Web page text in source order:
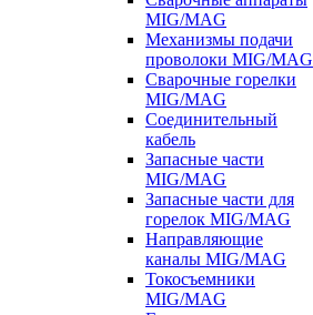
MIG/MAG
Механизмы подачи
проволоки MIG/MAG
Сварочные горелки
MIG/MAG
Соединительный
кабель
Запасные части
MIG/MAG
Запасные части для
горелок MIG/MAG
Направляющие
каналы MIG/MAG
Токосъемники
MIG/MAG